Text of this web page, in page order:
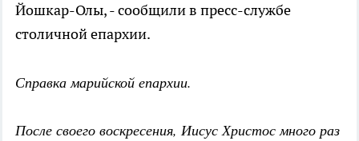
Йошкар-Олы, - сообщили в пресс-службе
столичной епархии.
Справка марийской епархии.
После своего воскресения, Иисус Христос много раз